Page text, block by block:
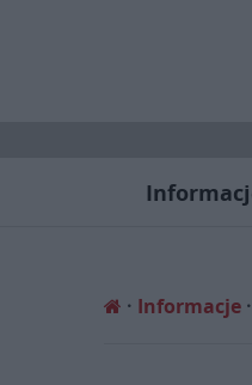
Informacje